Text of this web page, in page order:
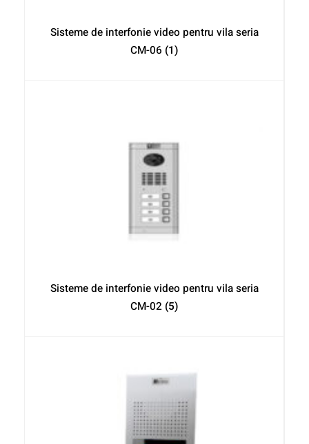
Sisteme de interfonie video pentru vila seria
CM-06 (1)
Sisteme de interfonie video pentru vila seria
CM-02 (5)